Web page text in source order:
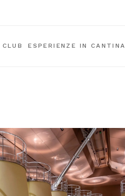
ESPERIENZE IN CANTINA